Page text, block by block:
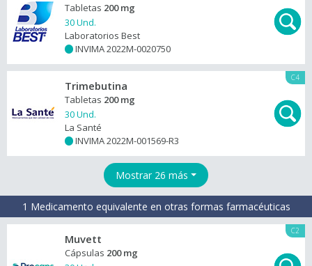
Tabletas 200 mg
30 Und.
Laboratorios Best
INVIMA 2022M-0020750
C4
Trimebutina
Tabletas 200 mg
30 Und.
La Santé
INVIMA 2022M-001569-R3
Mostrar 26 más
1 Medicamento equivalente en otras formas farmacéuticas
C2
Muvett
Cápsulas 200 mg